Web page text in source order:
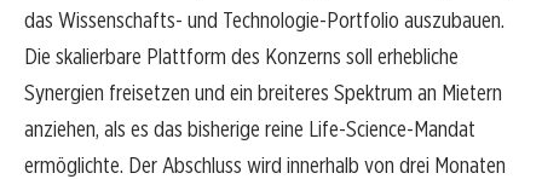
das Wissenschafts- und Technologie-Portfolio auszubauen.
Die skalierbare Plattform des Konzerns soll erhebliche
Synergien freisetzen und ein breiteres Spektrum an Mietern
anziehen, als es das bisherige reine Life-Science-Mandat
ermöglichte. Der Abschluss wird innerhalb von drei Monaten